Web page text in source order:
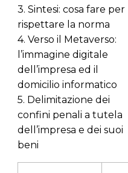
3. Sintesi: cosa fare per
rispettare la norma
4. Verso il Metaverso:
l’immagine digitale
dell’impresa ed il
domicilio informatico
5. Delimitazione dei
confini penali a tutela
dell’impresa e dei suoi
beni